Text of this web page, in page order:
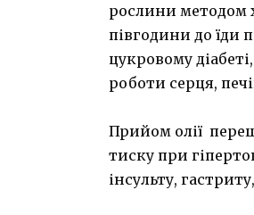
рослини методом
півгодини до їди
цукровому
роботи серця,
Прийом олії
тиску при
інсульту,